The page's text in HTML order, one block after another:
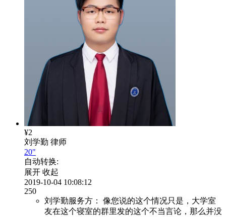
¥2
刘学勤 律师
20"
自动转换:
展开 收起
2019-10-04 10:08:12
250
刘学勤服务方：
像您说的这个情况只是，大学室
友在这个寝室的群里发的这个不当言论，那么并没